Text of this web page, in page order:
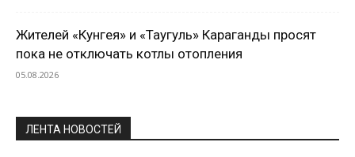
Жителей «Кунгея» и «Таугуль» Караганды просят
пока не отключать котлы отопления
05.08.2026
ЛЕНТА НОВОСТЕЙ